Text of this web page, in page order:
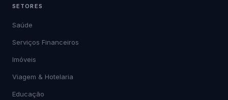
SETORES
Saúde
Serviços Financeiros
Imóveis
Viagem & Hotelaria
Educação